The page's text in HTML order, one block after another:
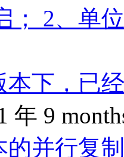
； 2、单
本下，已
年 9
并行复